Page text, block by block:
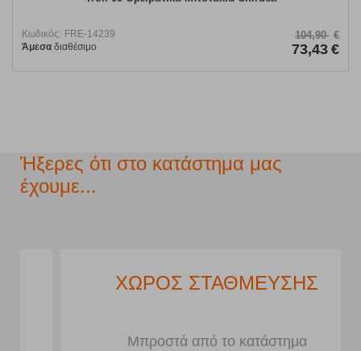
Κωδικός: FRE-14239
Άμεσα διαθέσιμο
104,90 €
73,43 €
Ήξερες ότι στο κατάστημα μας
έχουμε...
ΧΩΡΟΣ ΣΤΑΘΜΕΥΣΗΣ
Μπροστά από το κατάστημα